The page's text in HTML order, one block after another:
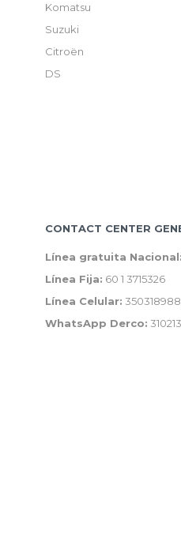
Komatsu
Suzuki
Citroën
DS
CONTACT CENTER
Línea gratuita Nacional:
Línea Fija: 60 1 3715326
Línea Celular:
WhatsApp Derco: